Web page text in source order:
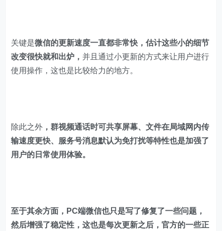
关键是微信的更新速度一直都非常快，估计这些小的细节
改变很快就和出炉，并且通过小更新的方式来让用户进行
使用操作，这也是比较给力的地方。
除此之外 ，群视频通话时可共享屏幕、文件在局域网内传
输速度更快、服务号消息默认为免打扰等特性也是加强了
用户的日常使用体验。
至于其余方面，PC端微信也只是写了修复了一些问题，
然后增强了稳定性，这也是每次更新之后，官方的一些正